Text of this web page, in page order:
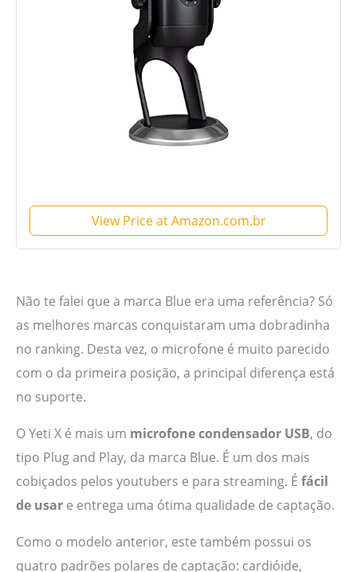
View Price at Amazon.com.br
Não te falei que a marca Blue era uma referência? Só
as melhores marcas conquistaram uma dobradinha
no ranking. Desta vez, o microfone é muito parecido
com o da primeira posição, a principal diferença está
no suporte.
O Yeti X é mais um microfone condensador USB, do
tipo Plug and Play, da marca Blue. É um dos mais
cobiçados pelos youtubers e para streaming. É fácil
de usar e entrega uma ótima qualidade de captação.
Como o modelo anterior, este também possui os
quatro padrões polares de captação: cardióide,